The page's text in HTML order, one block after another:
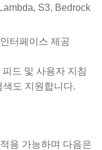
S3, Bedrock
터페이스 제공
드 및 사용자 지침
도 지원합니다.
용 가능하며 다음은